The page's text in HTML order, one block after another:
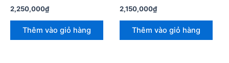
2,250,000₫
Thêm vào giỏ hàng
2,150,000₫
Thêm vào giỏ hàng